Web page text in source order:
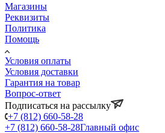
Магазины
Реквизиты
Политика
Помощь
Условия оплаты
Условия доставки
Гарантия на товар
Вопрос-ответ
Подписаться на рассылку
+7 (812) 660-58-28
+7 (812) 660-58-28Главный офис